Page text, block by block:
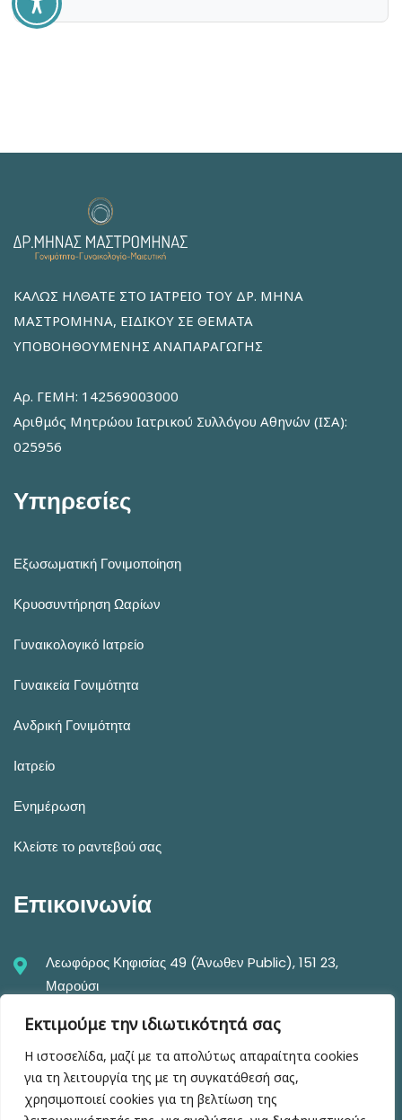
Εκτιμούμε την ιδιωτικότητά σας
Η ιστοσελίδα, μαζί με τα απολύτως απαραίτητα cookies
για τη λειτουργία της με τη συγκατάθεσή σας,
χρησιμοποιεί cookies για τη βελτίωση της
ΚΑΛΩΣ ΗΛΘΑΤΕ ΣΤΟ ΙΑΤΡΕΙΟ ΤΟΥ ΔΡ. ΜΗΝΑ
ΜΑΣΤΡΟΜΗΝΑ, ΕΙΔΙΚΟΥ ΣΕ ΘΕΜΑΤΑ
ΥΠΟΒΟΗΘΟΥΜΕΝΗΣ ΑΝΑΠΑΡΑΓΩΓΗΣ
Αρ. ΓΕΜΗ: 142569003000
Αριθμός Μητρώου Ιατρικού Συλλόγου Αθηνών (ΙΣΑ):
025956
Υπηρεσίες
Εξωσωματική Γονιμοποίηση
Κρυοσυντήρηση Ωαρίων
Γυναικολογικό Ιατρείο
Γυναικεία Γονιμότητα
Ανδρική Γονιμότητα
Ιατρείο
Ενημέρωση
Κλείστε το ραντεβού σας
Επικοινωνία
Λεωφόρος Κηφισίας 49 (Άνωθεν Public), 151 23,
Μαρούσι
+30 210 6104682-5
info@drmastrominas.gr iatreio@drmastrominas.gr